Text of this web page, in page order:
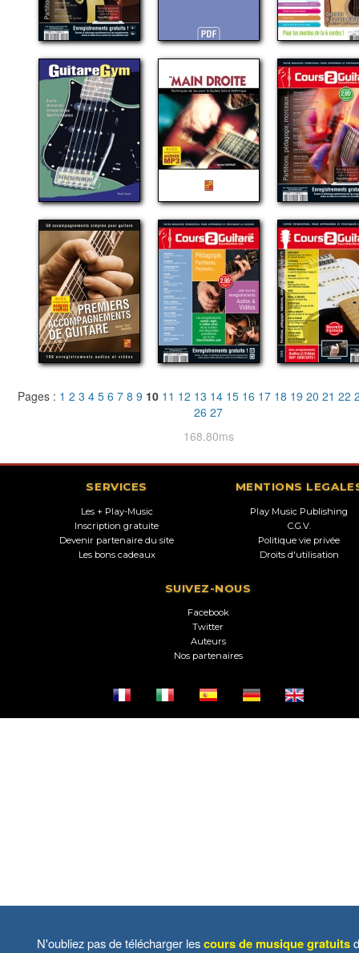
Pages : 1 2 3 4 5 6 7 8 9 10 11 12 13 14 15 16 17 18 19 20 21 22
26 27
168.80ms
SERVICES
Les + Play-Music
Inscription gratuite
Devenir partenaire du site
Les bons cadeaux
MENTIONS
Play Music Publishing
C.G.V.
Politique vie privée
Droits d'utilisation
SUIVEZ-NOUS
Facebook
Twitter
Auteurs
Nos partenaires
N'oubliez pas de télécharger lescours de musique gratuits